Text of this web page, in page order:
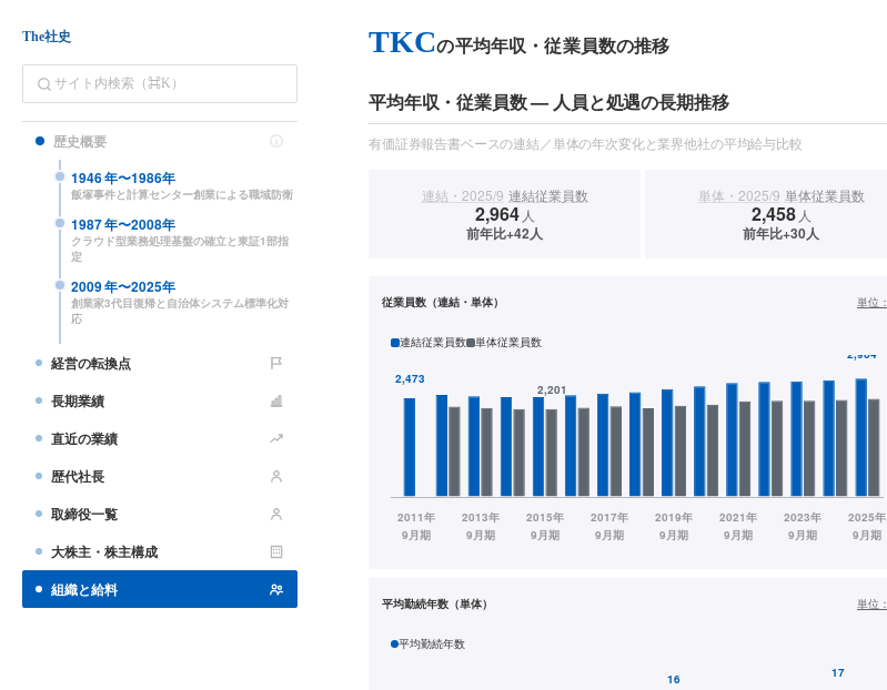
The社史
歴史概要
1946年〜1986年
飯塚事件と計算センター創業による職域防衛
1987年〜2008年
クラウド型業務処理基盤の確立と東証1部指
定
2009年〜2025年
創業家3代目復帰と自治体システム標準化対
応
経営の転換点
長期業績
直近の業績
歴代社長
取締役一覧
大株主・株主構成
組織と給料
TKCの平均年収・従業員数の推移
平均年収・従業員数 — 人員と処遇の長期推移
有価証券報告書ベースの連結／単体の年次変化と業界他社の平均給与比較
連結・2025/9 連結従業員数
2,964 人
前年比+42人
単体・2025/9 単体従業員数
2,458 人
前年比+30人
従業員数（連結・単体） 単位：
連結従業員数 単体従業員数
平均勤続年数（単体） 単位：
平均勤続年数